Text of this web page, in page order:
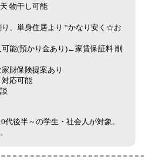
物干し可能
、単身住居より “かなり安く☆お
能(預かり金あり)←家賃保証料 削
財保険提案あり
応可能
代後半～の学生・社会人が対象。